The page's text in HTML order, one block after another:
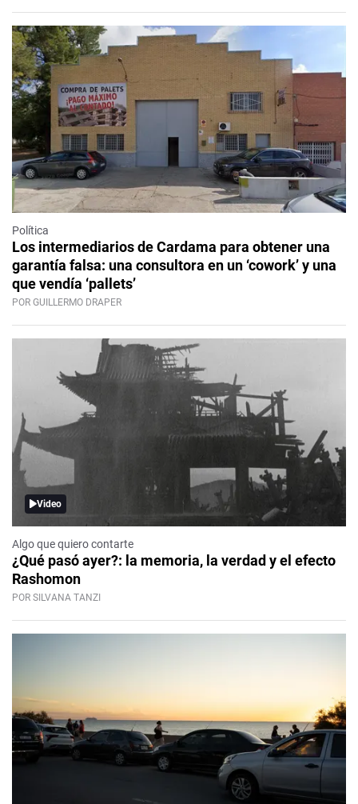
Política
Los intermediarios de Cardama para obtener una
garantía falsa: una consultora en un ‘cowork’ y una
que vendía ‘pallets’
POR GUILLERMO DRAPER
Video
Algo que quiero contarte
¿Qué pasó ayer?: la memoria, la verdad y el efecto
Rashomon
POR SILVANA TANZI